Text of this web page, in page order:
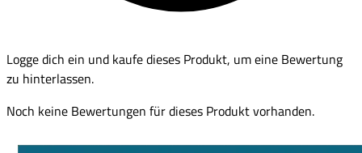
Logge dich ein und kaufe dieses Produkt, um eine Bewertung
zu hinterlassen.
Noch keine Bewertungen für dieses Produkt vorhanden.